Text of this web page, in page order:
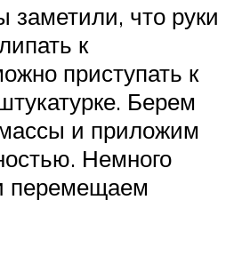
заметили, что руки
к
приступать к
Берем
и приложим
Немного
перемещаем